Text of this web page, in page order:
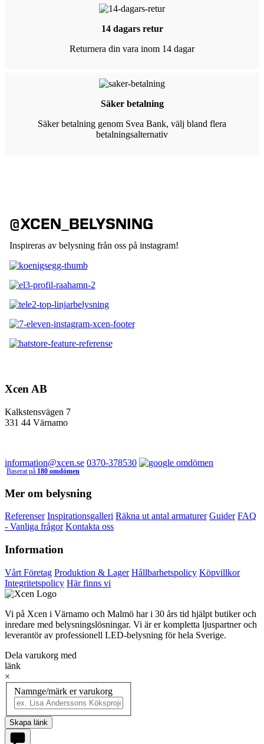
14 dagars retur
Returnera din vara inom 14 dagar
Säker betalning
Säker betalning genom Svea Bank, välj bland flera
betalningsalternativ
@XCEN_BELYSNING
Inspireras av belysning från oss på instagram!
Xcen AB
Kalkstensvägen 7
331 44 Värnamo
information@xcen.se 0370-378530
Baserat på 180 omdömen
Mer om belysning
Referenser Inspirationsgalleri Räkna ut antal armaturer Guider FAQ
- Vanliga frågor Kontakta oss
Information
Vårt Företag Produktion & Lager Hållbarhetspolicy Köpvillkor
Integritetspolicy Här finns vi
Vi på Xcen i Värnamo och Malmö har i 30 års tid hjälpt butiker och
inredare med belysningslösningar. Vi är er kompletta ljuspartner och
leverantör av professionell LED-belysning för hela Sverige.
Dela varukorg med
länk
×
Namnge/märk er varukorg
Skapa länk